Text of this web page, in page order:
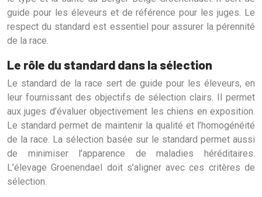
guide pour les éleveurs et de référence pour les juges. Le
respect du standard est essentiel pour assurer la pérennité
de la race.
Le rôle du standard dans la sélection
Le standard de la race sert de guide pour les éleveurs, en
leur fournissant des objectifs de sélection clairs. Il permet
aux juges d’évaluer objectivement les chiens en exposition.
Le standard permet de maintenir la qualité et l’homogénéité
de la race. La sélection basée sur le standard permet aussi
de minimiser l’apparence de maladies héréditaires.
L’élevage Groenendael doit s’aligner avec ces critères de
sélection.